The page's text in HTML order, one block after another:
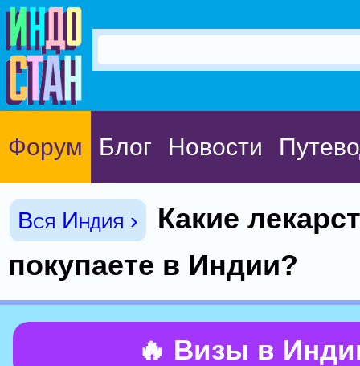
Форум Блог Новости
Вся Индия ›
Какие
покупаете в Индии?
🔥 Визы в